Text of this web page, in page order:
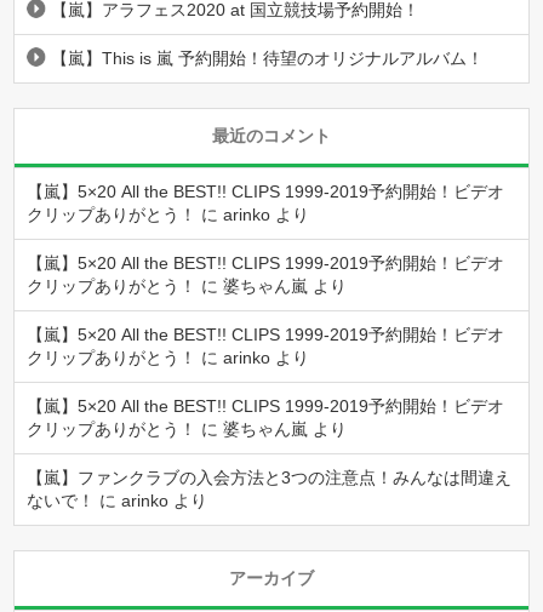
【嵐】アラフェス2020 at 国立競技場予約開始！
【嵐】This is 嵐 予約開始！待望のオリジナルアルバム！
最近のコメント
【嵐】5×20 All the BEST!! CLIPS 1999-2019予約開始！ビデオ
クリップありがとう！
にarinko より
【嵐】5×20 All the BEST!! CLIPS 1999-2019予約開始！ビデオ
クリップありがとう！
に婆ちゃん嵐 より
【嵐】5×20 All the BEST!! CLIPS 1999-2019予約開始！ビデオ
クリップありがとう！
にarinko より
【嵐】5×20 All the BEST!! CLIPS 1999-2019予約開始！ビデオ
クリップありがとう！
に婆ちゃん嵐 より
【嵐】ファンクラブの入会方法と3つの注意点！みんなは間違え
ないで！
にarinko より
アーカイブ